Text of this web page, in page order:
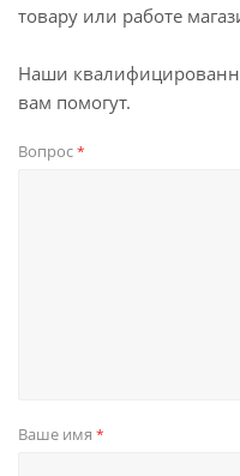
товару или работе
Наши
вам помогут.
Вопрос*
Ваше имя *